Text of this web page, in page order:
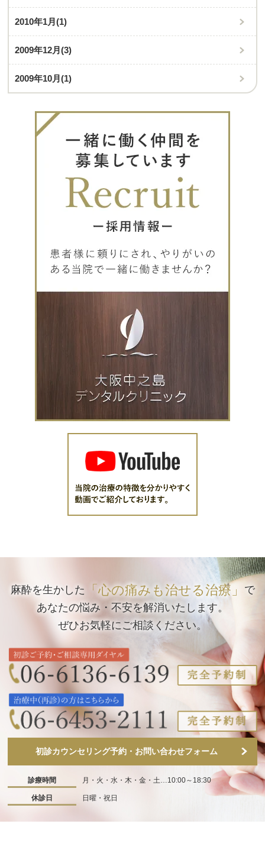
2010年1月(1)
2009年12月(3)
2009年10月(1)
麻酔を生かした 「心の痛みも治せる治療」
で
あなたの悩み・不安を解消いたします。
ぜひお気軽にご相談ください。
初診カウンセリング予約・お問い合わせフォーム
診療時間 月・火・水・木・金・土…10:00～18:30
休診日 日曜・祝日